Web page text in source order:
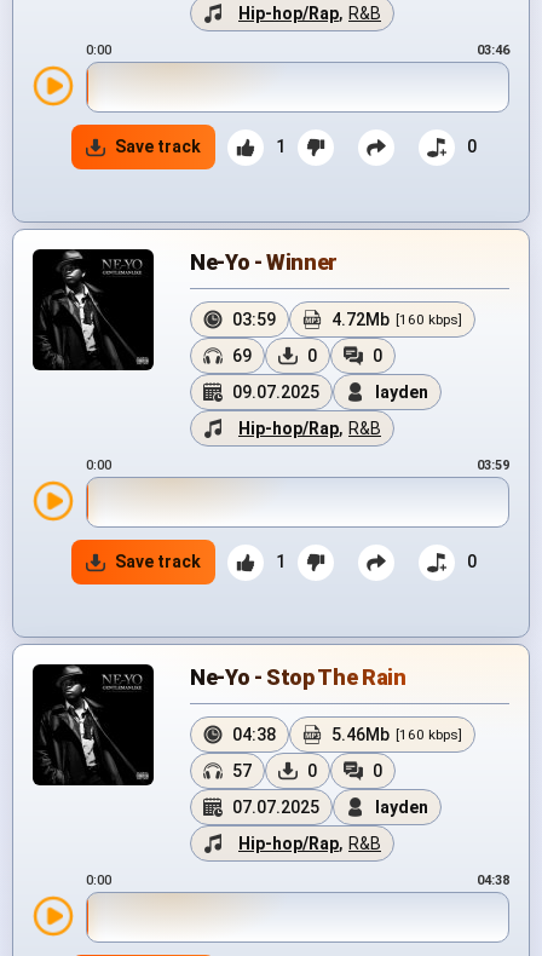
Hip-hop/Rap, R&B
0:00 03:46
Save track 1 0
Ne-Yo - Winner
03:59 4.72Mb [160 kbps]
69 0
0
09.07.2025
layden
Hip-hop/Rap, R&B
0:00 03:59
Save track 1 0
Ne-Yo - Stop The Rain
04:38 5.46Mb [160 kbps]
57 0
0
07.07.2025
layden
Hip-hop/Rap, R&B
0:00 04:38